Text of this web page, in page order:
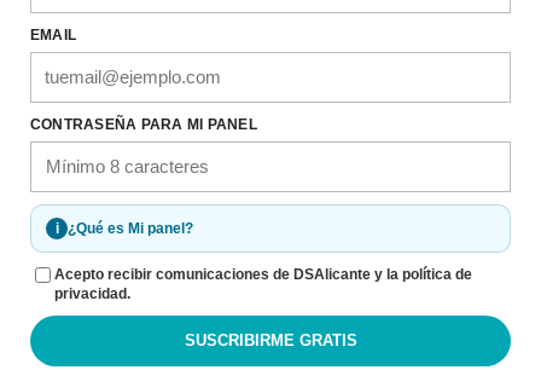
EMAIL
CONTRASEÑA PARA MI PANEL
i ¿Qué es Mi panel?
Acepto recibir comunicaciones de DSAlicante y la política de
privacidad.
SUSCRIBIRME GRATIS